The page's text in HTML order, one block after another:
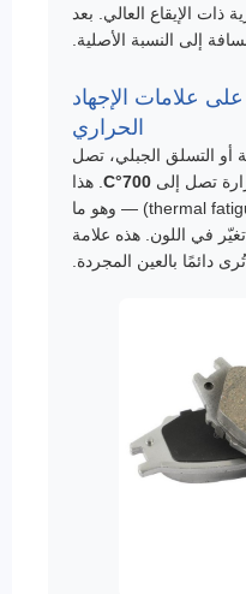
ذات الإيقاع العالي. بعد
إلى النسبة الأصلية.
علامات الإجهاد
الحراري
أو التسلق الجبلي، تصل
تصل إلى 700°C
. هذا
يسبب "الإجهاد الحراري" (thermal fatigue) — وهو ما
في اللون. هذه علامة
دائمًا بالعين المجردة.